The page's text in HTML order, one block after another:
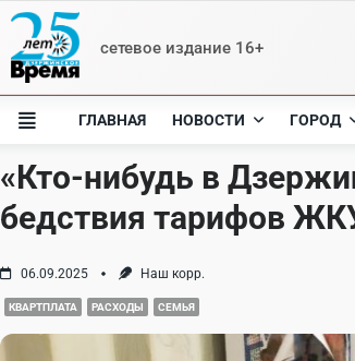
сетевое издание 16+
ГЛАВНАЯ НОВОСТИ ГОРОД
«Кто-нибудь в
бедствия тарифов
06.09.2025 Наш корр.
КВАРТПЛАТА РАСХОДЫ СЕМЬЯ